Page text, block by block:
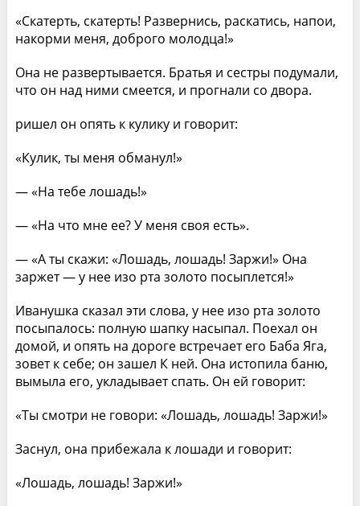
«Скатерть, скатерть! Развернись, раскатись, напои,
накорми меня, доброго молодца!»
Она не развертывается. Братья и сестры подумали,
что он над ними смеется, и прогнали со двора.
ришел он опять к кулику и говорит:
«Кулик, ты меня обманул!»
— «На тебе лошадь!»
— «На что мне ее? У меня своя есть».
— «А ты скажи: «Лошадь, лошадь! Заржи!» Она
заржет — у нее изо рта золото посыплется!»
Иванушка сказал эти слова, у нее изо рта золото
посыпалось: полную шапку насыпал. Поехал он
домой, и опять на дороге встречает его Баба Яга,
зовет к себе; он зашел К ней. Она истопила баню,
вымыла его, укладывает спать. Он ей говорит:
«Ты смотри не говори: «Лошадь, лошадь! Заржи!»
Заснул, она прибежала к лошади и говорит:
«Лошадь, лошадь! Заржи!»